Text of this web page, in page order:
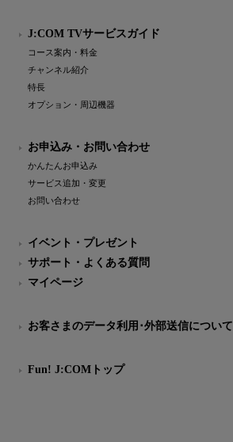
J:COM TVサービスガイド
コース案内・料金
チャンネル紹介
特長
オプション・周辺機器
お申込み・お問い合わせ
かんたんお申込み
サービス追加・変更
お問い合わせ
イベント・プレゼント
サポート・よくある質問
マイページ
お客さまのデータ利用･外部送信について
Fun! J:COMトップ